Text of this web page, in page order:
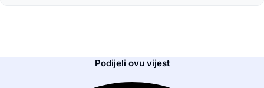
Podijeli ovu vijest